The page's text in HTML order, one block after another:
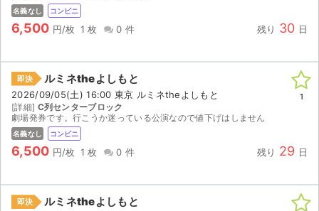
名義なし コンビニ
6,500 円/枚 1 枚 0 件 残り 30 日
即決 ルミネtheよしもと
2026/09/05(土) 16:00 東京 ルミネtheよしもと
[詳細] C列センターブロック
劇場発券です。行こうか迷っている公演なので値下げはしません
名義なし コンビニ
6,500 円/枚 1 枚 0 件 残り 29 日
1
即決 ルミネtheよしもと